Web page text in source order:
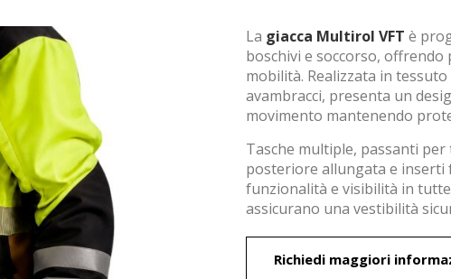
La giacca Multirol VFT è
boschivi e soccorso,
mobilità. Realizzata in
avambracci, presenta un
movimento mantenendo
Tasche multiple, passanti
posteriore allungata e inserti
funzionalità e visibilità in
assicurano una vestibilità
Richiedi maggiori
i cookie
e funzionale
Sempre
sito Web utilizza i propri cookie per raccogliere informazioni al fine di
i nostri servizi. Se continui a navigare accetti la loro installazione.
la possibilità di configurare il proprio browser, potendo, se lo desidera,
sul proprio disco fisso, pur tenendo presente che tale azione
difficoltà nella navigazione del sito.